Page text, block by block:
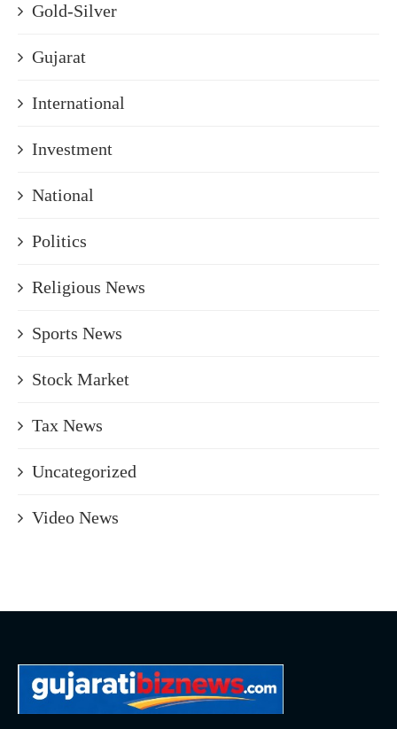
Gold-Silver
Gujarat
International
Investment
National
Politics
Religious News
Sports News
Stock Market
Tax News
Uncategorized
Video News